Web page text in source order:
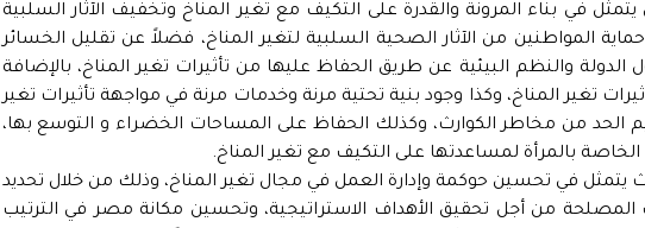
في بناء المرونة والقدرة على التكيف مع تغير المناخ وتخفيف الآثار السلبية
المواطنين من الآثار الصحية السلبية لتغير المناخ، فضلاً عن تقليل الخسائر
الدولة والنظم البيئية عن طريق الحفاظ عليها من تأثيرات تغير المناخ، بالإضافة
تغير المناخ، وكذا وجود بنية تحتية مرنة وخدمات مرنة في مواجهة تأثيرات تغير
الحد من مخاطر الكوارث، وكذلك الحفاظ على المساحات الخضراء و التوسع بها،
الخاصة بالمرأة لمساعدتها على التكيف مع تغير المناخ.
يتمثل في تحسين حوكمة وإدارة العمل في مجال تغير المناخ، وذلك من خلال تحديد
من أجل تحقيق الأهداف الاستراتيجية، وتحسين مكانة مصر في الترتيب